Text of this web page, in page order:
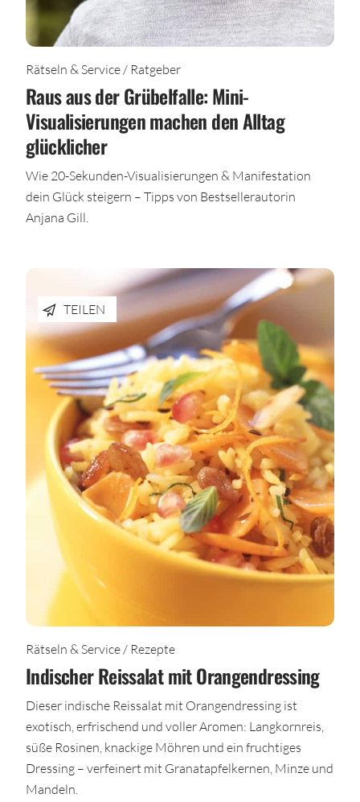
Rätseln & Service / Ratgeber
Raus aus der Grübelfalle: Mini-
Visualisierungen machen den Alltag
glücklicher
Wie 20-Sekunden-Visualisierungen & Manifestation
dein Glück steigern – Tipps von Bestsellerautorin
Anjana Gill.
TEILEN
Rätseln & Service / Rezepte
Indischer Reissalat mit Orangendressing
Dieser indische Reissalat mit Orangendressing ist
exotisch, erfrischend und voller Aromen: Langkornreis,
süße Rosinen, knackige Möhren und ein fruchtiges
Dressing – verfeinert mit Granatapfelkernen, Minze und
Mandeln.